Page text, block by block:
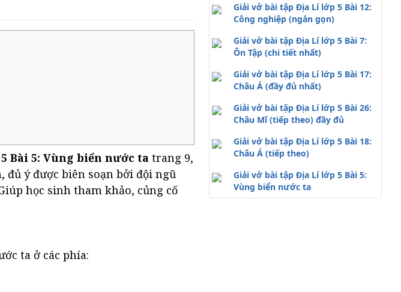
Bài 5: Vùng biển nước ta trang 9,
đủ ý được biên soạn bởi đội ngũ
học sinh tham khảo, củng cố
ta ở các phía:
Giải vở bài tập Địa Lí lớp 5 Bài 12:
Công nghiệp (ngắn gọn)
Giải vở bài tập Địa Lí lớp 5 Bài 7:
Ôn Tập (chi tiết nhất)
Giải vở bài tập Địa Lí lớp 5 Bài 17:
Châu Á (đầy đủ nhất)
Giải vở bài tập Địa Lí lớp 5 Bài 26:
Châu Mĩ (tiếp theo) đầy đủ
Giải vở bài tập Địa Lí lớp 5 Bài 18:
Châu Á (tiếp theo)
Giải vở bài tập Địa Lí lớp 5 Bài 5:
Vùng biển nước ta